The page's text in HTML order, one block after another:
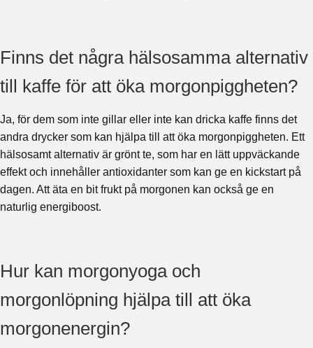
Finns det några hälsosamma alternativ
till kaffe för att öka morgonpiggheten?
Ja, för dem som inte gillar eller inte kan dricka kaffe finns det
andra drycker som kan hjälpa till att öka morgonpiggheten. Ett
hälsosamt alternativ är grönt te, som har en lätt uppväckande
effekt och innehåller antioxidanter som kan ge en kickstart på
dagen. Att äta en bit frukt på morgonen kan också ge en
naturlig energiboost.
Hur kan morgonyoga och
morgonlöpning hjälpa till att öka
morgonenergin?